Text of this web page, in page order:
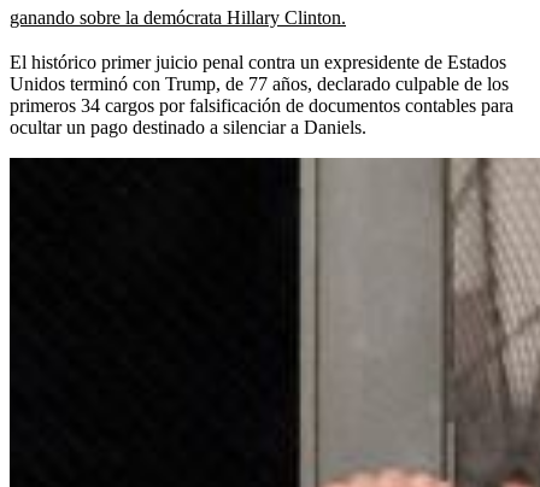
ganando sobre la demócrata Hillary Clinton.
El histórico primer juicio penal contra un expresidente de Estados
Unidos terminó con Trump, de 77 años, declarado culpable de los
primeros 34 cargos por falsificación de documentos contables para
ocultar un pago destinado a silenciar a Daniels.